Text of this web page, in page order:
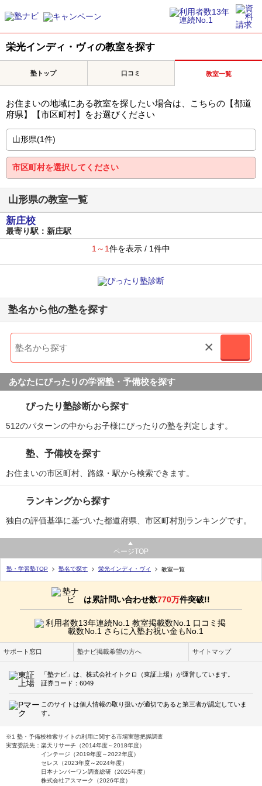
栄光インディ・ヴィの教室を探す
塾トップ 口コミ 教室一覧
お住まいの地域にある教室を探したい場合は、こちらの【都道
府県】【市区町村】をお選びください
山形県の教室一覧
新庄校
最寄り駅：新庄駅
1～1件を表示 / 1件中
塾名から他の塾を探す
×
あなたにぴったりの学習塾・予備校を探す
ぴったり塾診断から探す
512のパターンの中からお子様にぴったりの塾を判定します。
塾、予備校を探す
お住まいの市区町村、路線・駅から検索できます。
ランキングから探す
独自の評価基準に基づいた都道府県、市区町村別ランキングです。
ページTOP
塾・学習塾TOP 塾名で探す 栄光インディ・ヴィ 教室一覧
は累計問い合わせ数770万件突破!!
サポート窓口 塾ナビ掲載希望の方へ サイトマップ
「塾ナビ」は、株式会社イトクロ（東証上場）が運営しています。
証券コード：6049
このサイトは個人情報の取り扱いが適切であると第三者が認定していま
す。
※1 塾・予備校検索サイトの利用に関する市場実態把握調査
実査委託先：楽天リサーチ（2014年度～2018年度）
インテージ（2019年度～2022年度）
セレス（2023年度～2024年度）
日本ナンバーワン調査総研（2025年度）
株式会社アスマーク（2026年度）